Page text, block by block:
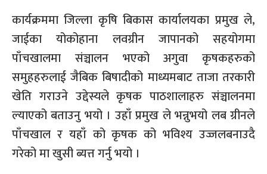
कार्यक्रममा जिल्ला कृषि बिकास कार्यालयका प्रमुख ले,
जाईका योकोहाना लवग्रीन जापानको सहयोगमा
पाँचखालमा संञ्चालन भएको अगुवा कृषकहरुको
समुहहरुलाई जैबिक बिषादीको माध्यमबाट ताजा तरकारी
खेति गराउने उद्देस्यले कृषक पाठशालाहरु संञ्चालनमा
ल्याएको बताउनु भयो । उहाँ प्रमुख ले भन्नुभयो लब ग्रीनले
पाँचखाल र यहाँ को कृषक को भविश्य उज्जलबनाउदै
गरेको मा खुसी ब्यत्त गर्नु भयो ।